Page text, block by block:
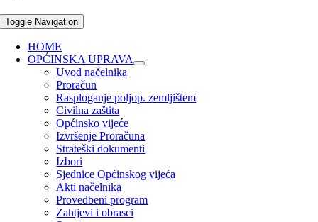
Toggle Navigation
HOME
OPĆINSKA UPRAVA
Uvod načelnika
Proračun
Rasploganje poljop. zemljištem
Civilna zaštita
Općinsko vijeće
Izvršenje Proračuna
Strateški dokumenti
Izbori
Sjednice Općinskog vijeća
Akti načelnika
Provedbeni program
Zahtjevi i obrasci